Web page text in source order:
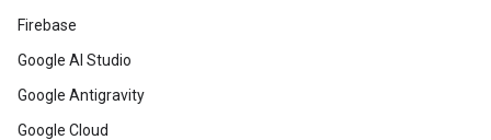
Firebase
Google AI Studio
Google Antigravity
Google Cloud